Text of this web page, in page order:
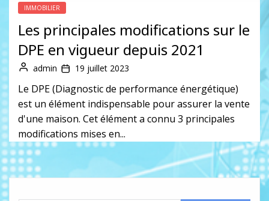
IMMOBILIER
Les principales modifications sur le
DPE en vigueur depuis 2021
admin 19 juillet 2023
Le DPE (Diagnostic de performance énergétique)
est un élément indispensable pour assurer la vente
d'une maison. Cet élément a connu 3 principales
modifications mises en...